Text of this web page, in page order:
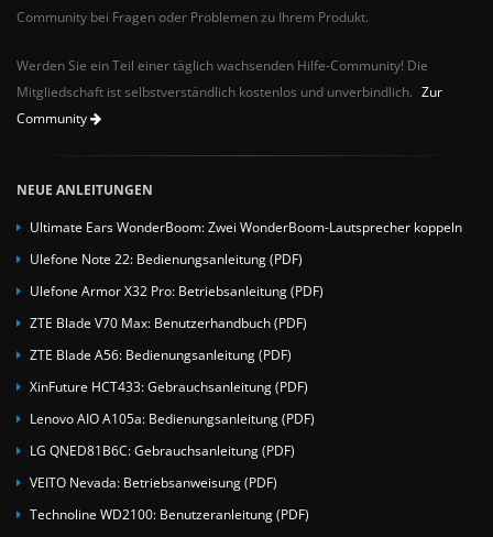
Community bei Fragen oder Problemen zu Ihrem Produkt.
Werden Sie ein Teil einer täglich wachsenden Hilfe-Community! Die
Mitgliedschaft ist selbstverständlich kostenlos und unverbindlich. Zur
Community
NEUE ANLEITUNGEN
Ultimate Ears WonderBoom: Zwei WonderBoom-Lautsprecher koppeln
Ulefone Note 22: Bedienungsanleitung (PDF)
Ulefone Armor X32 Pro: Betriebsanleitung (PDF)
ZTE Blade V70 Max: Benutzerhandbuch (PDF)
ZTE Blade A56: Bedienungsanleitung (PDF)
XinFuture HCT433: Gebrauchsanleitung (PDF)
Lenovo AIO A105a: Bedienungsanleitung (PDF)
LG QNED81B6C: Gebrauchsanleitung (PDF)
VEITO Nevada: Betriebsanweisung (PDF)
Technoline WD2100: Benutzeranleitung (PDF)